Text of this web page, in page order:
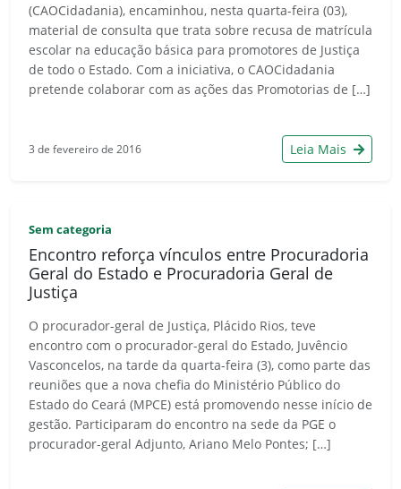
(CAOCidadania), encaminhou, nesta quarta-feira (03),
material de consulta que trata sobre recusa de matrícula
escolar na educação básica para promotores de Justiça
de todo o Estado. Com a iniciativa, o CAOCidadania
pretende colaborar com as ações das Promotorias de […]
3 de fevereiro de 2016 Leia Mais
Sem categoria
Encontro reforça vínculos entre Procuradoria
Geral do Estado e Procuradoria Geral de
Justiça
O procurador-geral de Justiça, Plácido Rios, teve
encontro com o procurador-geral do Estado, Juvêncio
Vasconcelos, na tarde da quarta-feira (3), como parte das
reuniões que a nova chefia do Ministério Público do
Estado do Ceará (MPCE) está promovendo nesse início de
gestão. Participaram do encontro na sede da PGE o
procurador-geral Adjunto, Ariano Melo Pontes; […]